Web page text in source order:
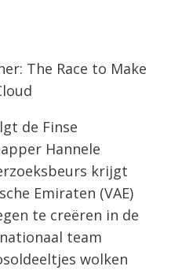
The Race to Make
de Finse
Hannele
krijgt
Emiraten (VAE)
te creëren in de
team
wolken